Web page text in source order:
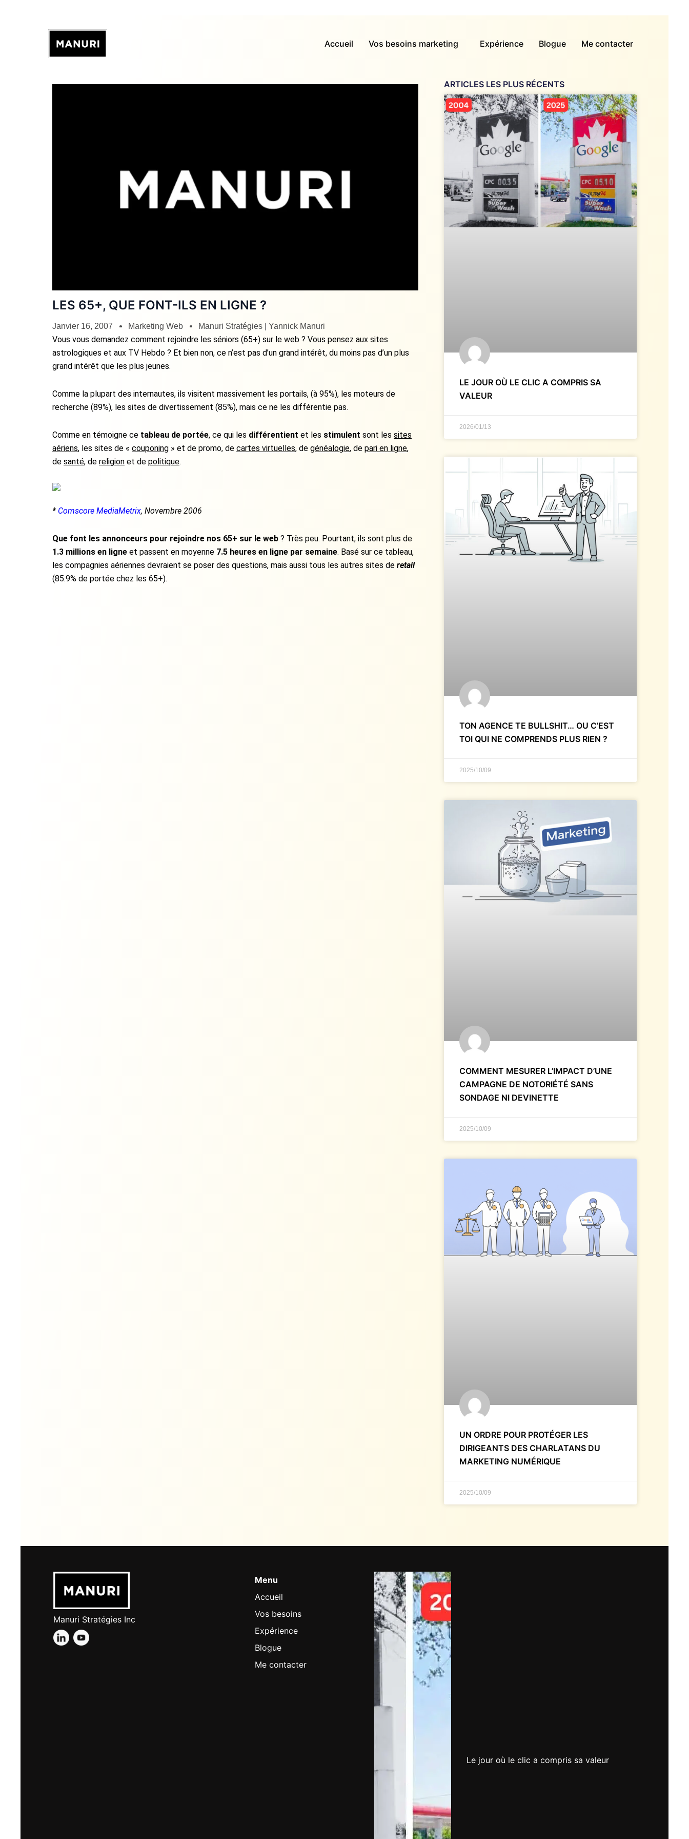
Accueil Vos besoins marketing Expérience Blogue Me contacter
LES 65+, QUE FONT-ILS EN LIGNE ?
Janvier 16, 2007 Marketing Web Manuri Stratégies | Yannick Manuri
Vous vous demandez comment rejoindre les séniors (65+) sur le web ? Vous pensez aux sites
astrologiques et aux TV Hebdo ? Et bien non, ce n’est pas d’un grand intérêt, du moins pas d’un plus
grand intérêt que les plus jeunes.
Comme la plupart des internautes, ils visitent massivement les portails, (à 95%), les moteurs de
recherche (89%), les sites de divertissement (85%), mais ce ne les différentie pas.
Comme en témoigne ce tableau de portée, ce qui les différentient et les stimulent sont les sites
aériens, les sites de « couponing » et de promo, de cartes virtuelles, de généalogie, de pari en ligne,
de santé, de religion et de politique.
* Comscore MediaMetrix, Novembre 2006
Que font les annonceurs pour rejoindre nos 65+ sur le web ? Très peu. Pourtant, ils sont plus de
1.3 millions en ligne et passent en moyenne 7.5 heures en ligne par semaine. Basé sur ce tableau,
les compagnies aériennes devraient se poser des questions, mais aussi tous les autres sites de retail
(85.9% de portée chez les 65+).
ARTICLES LES PLUS RÉCENTS
LE JOUR OÙ LE CLIC A COMPRIS SA
VALEUR
2026/01/13
TON AGENCE TE BULLSHIT… OU C’EST
TOI QUI NE COMPRENDS PLUS RIEN ?
2025/10/09
COMMENT MESURER L’IMPACT D’UNE
CAMPAGNE DE NOTORIÉTÉ SANS
SONDAGE NI DEVINETTE
2025/10/09
UN ORDRE POUR PROTÉGER LES
DIRIGEANTS DES CHARLATANS DU
MARKETING NUMÉRIQUE
2025/10/09
Manuri Stratégies Inc
Menu
Accueil
Vos besoins
Expérience
Blogue
Me contacter
Le jour où le clic a compris sa valeur